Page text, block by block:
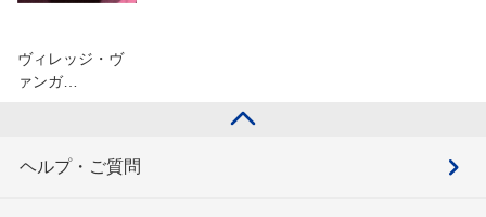
ヴィレッジ・ヴ
ァンガ…
ヘルプ・ご質問